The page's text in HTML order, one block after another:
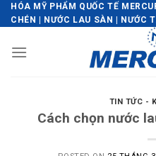
Skip
to
HÓA MỸ PHẨM QUỐC TẾ
CHÉN | NƯỚC LAU SÀN | NƯỚC
TIN TỨC -
Cách chọn nước